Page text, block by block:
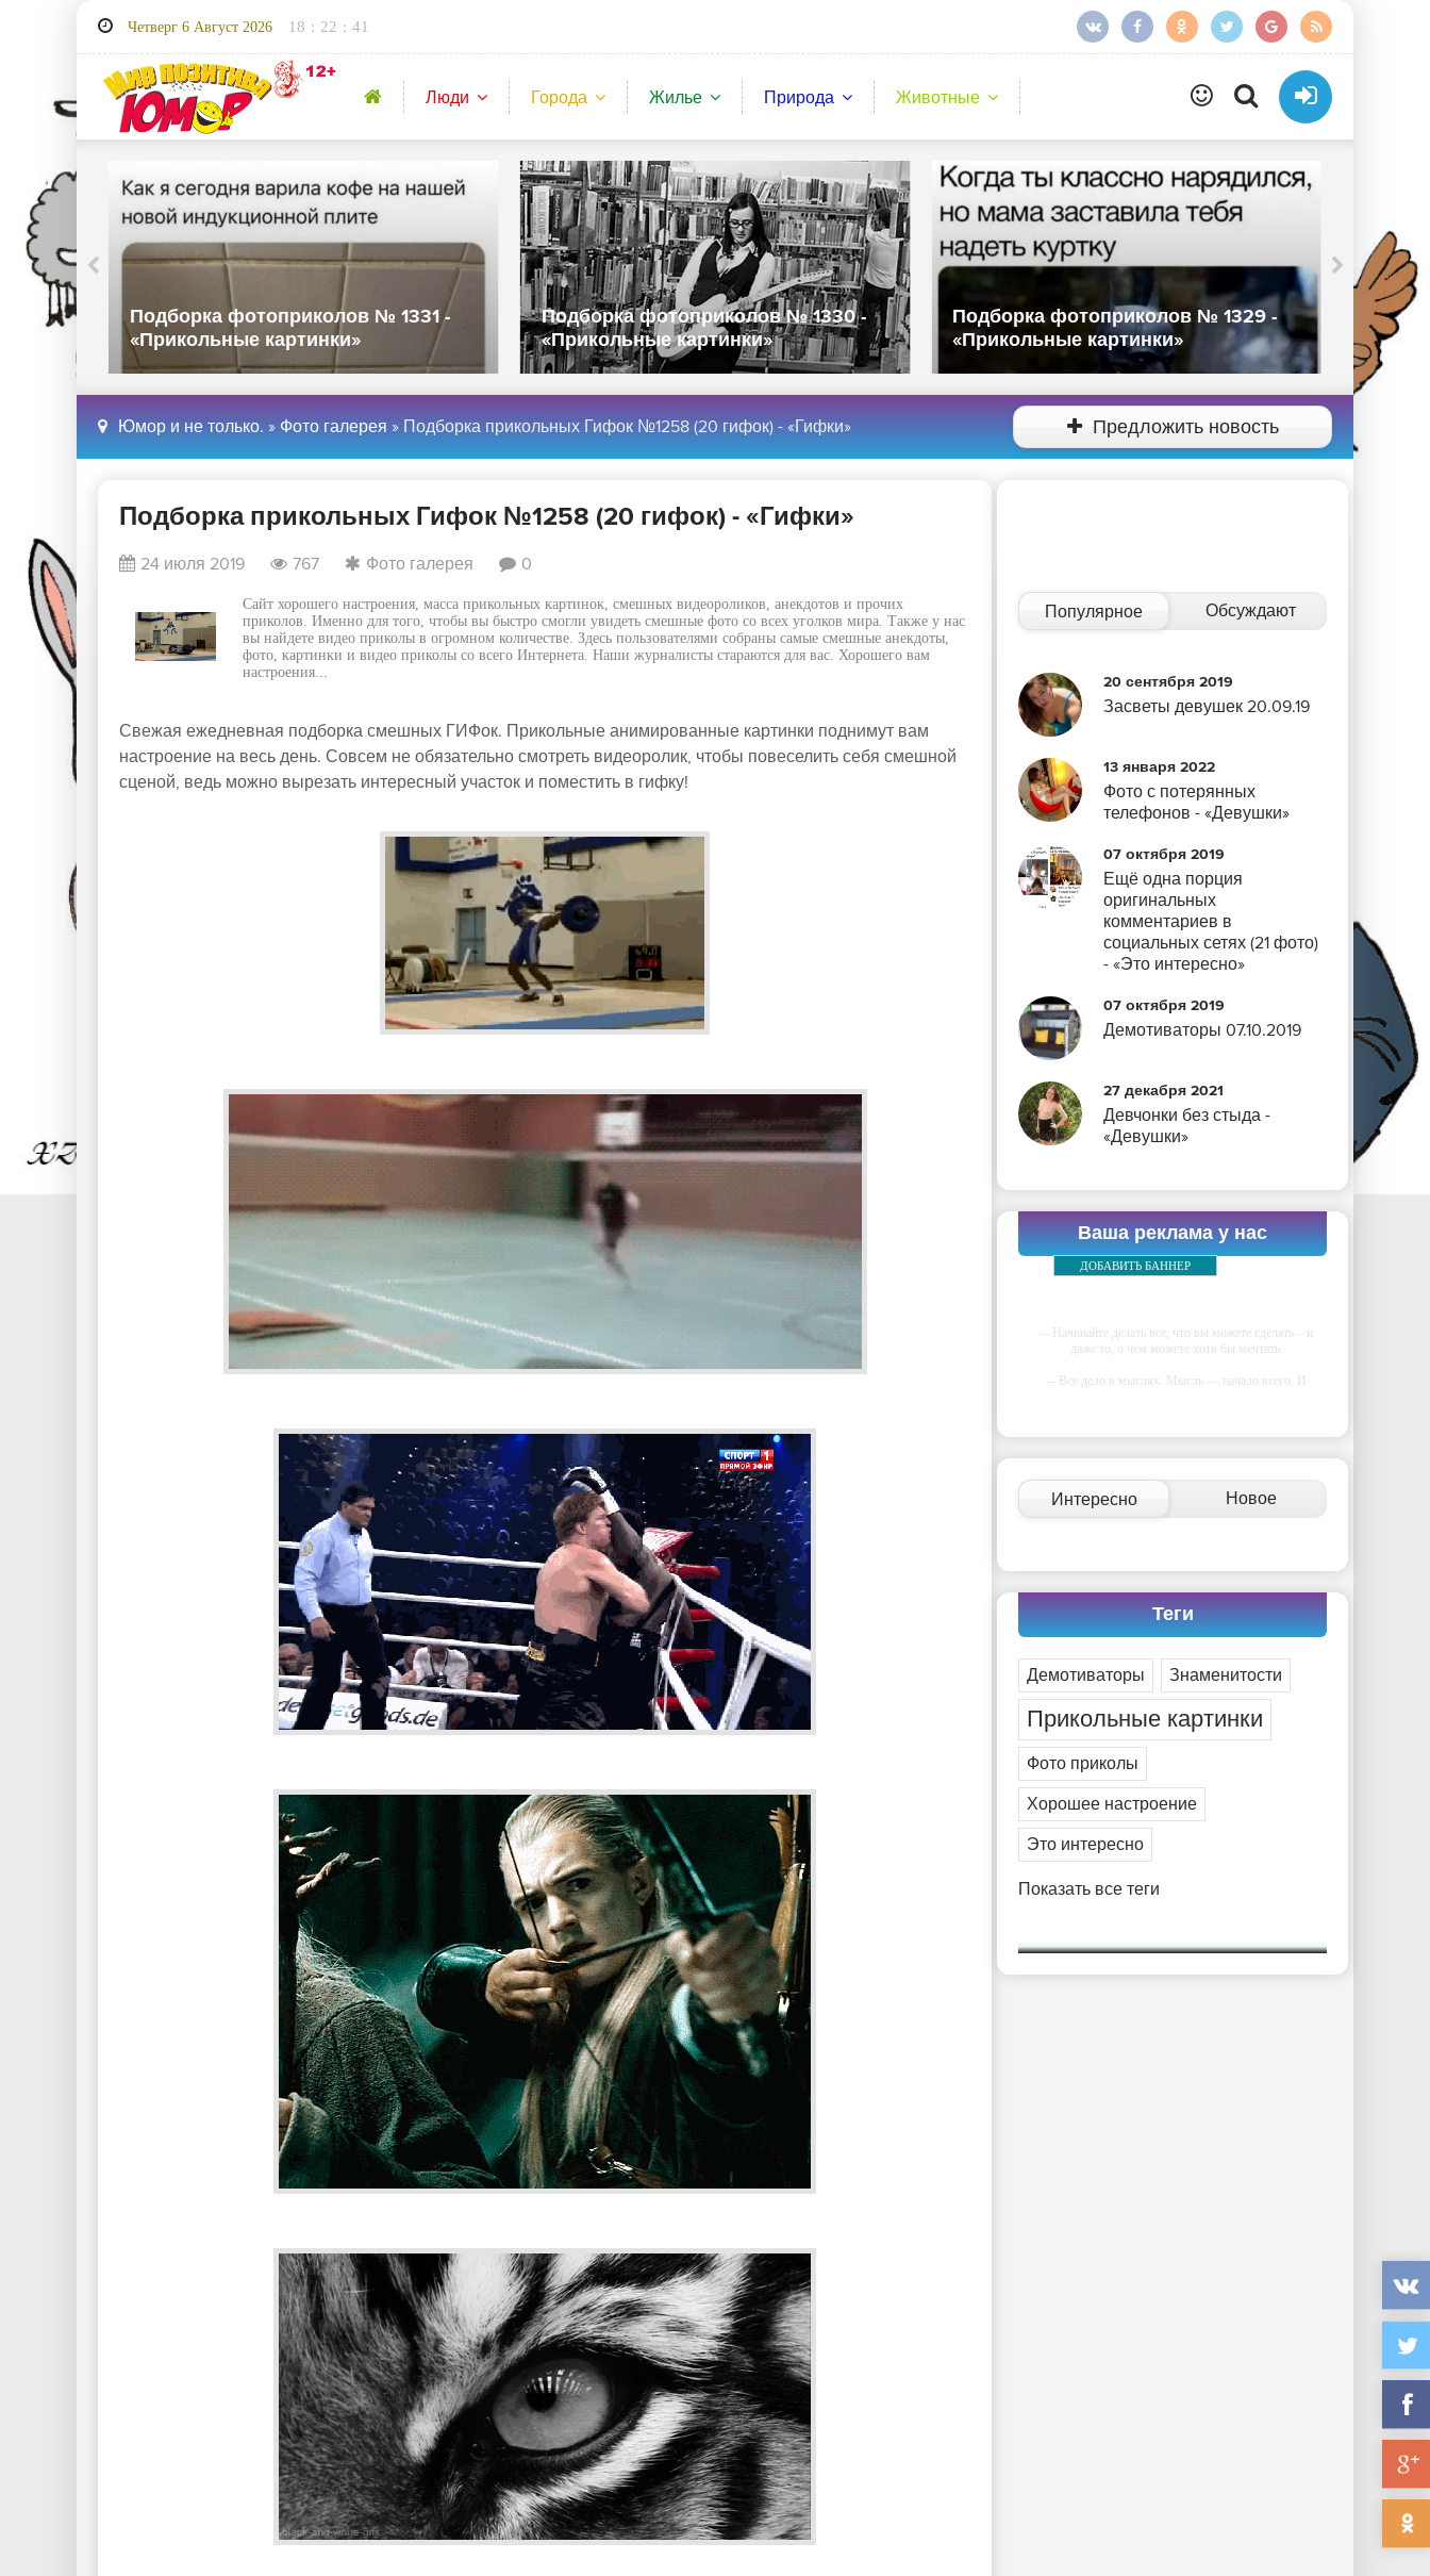
Четверг 6 Август 2026 18 : 22 : 43
Люди Города Жилье Природа Животные
Подборка фотоприколов № 1331 -
«Прикольные картинки»
Подборка фотоприколов № 1330 -
«Прикольные картинки»
Подборка фотоприколов № 1329 -
«Прикольные картинки»
Юмор и не только. » Фото галерея » Подборка прикольных Гифок №1258 (20 гифок) - «Гифки» Предложить новость
Подборка прикольных Гифок №1258 (20 гифок) - «Гифки»
24 июля 2019 767 Фото галерея 0
Сайт хорошего настроения, масса прикольных картинок, смешных видеороликов, анекдотов и прочих
приколов. Именно для того, чтобы вы быстро смогли увидеть смешные фото со всех уголков мира. Также у нас
вы найдете видео приколы в огромном количестве. Здесь пользователями собраны самые смешные анекдоты,
фото, картинки и видео приколы со всего Интернета. Наши журналисты стараются для вас. Хорошего вам
настроения...
Свежая ежедневная подборка смешных ГИФок. Прикольные анимированные картинки поднимут вам
настроение на весь день. Совсем не обязательно смотреть видеоролик, чтобы повеселить себя смешной
сценой, ведь можно вырезать интересный участок и поместить в гифку!
Популярное Обсуждают
20 сентября 2019
Засветы девушек 20.09.19
13 января 2022
Фото с потерянных
телефонов - «Девушки»
07 октября 2019
Ещё одна порция
оригинальных
комментариев в
социальных сетях (21 фото)
- «Это интересно»
07 октября 2019
Демотиваторы 07.10.2019
27 декабря 2021
Девчонки без стыда -
«Девушки»
Ваша реклама у нас
ДОБАВИТЬ БАННЕР
-- Начинайте делать все, что вы можете сделать – и
даже то, о чем можете хотя бы мечтать.
-- Все дело в мыслях. Мысль — начало всего. И
той жизнью, которую вы сами себе придумали.
-- Самое большое богатство — это ум. Самая большая
нищета — глупость. Из всех страхов самый пугающий
пропустить его мимо ушей. Он никогда не бывает
-- Люблю давать советы и очень не люблю, когда их
дают мне.
Интересно Новое
Теги
Демотиваторы Знаменитости
Прикольные картинки
Фото приколы
Хорошее настроение
Это интересно
Показать все теги